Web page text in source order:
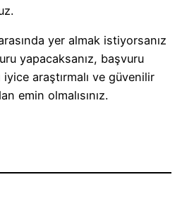
yer almak istiyorsanız
yapacaksanız, başvuru
iyice araştırmalı ve güvenilir
emin olmalısınız.